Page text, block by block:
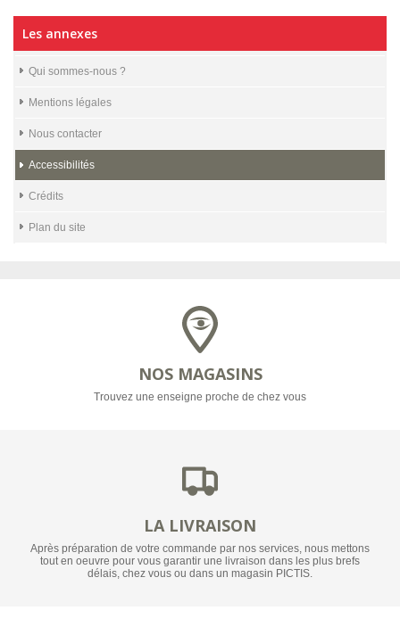
Les annexes
Qui sommes-nous ?
Mentions légales
Nous contacter
Accessibilités
Crédits
Plan du site
NOS MAGASINS
Trouvez une enseigne proche de chez vous
LA LIVRAISON
Après préparation de votre commande par nos services, nous mettons
tout en oeuvre pour vous garantir une livraison dans les plus brefs
délais, chez vous ou dans un magasin PICTIS.